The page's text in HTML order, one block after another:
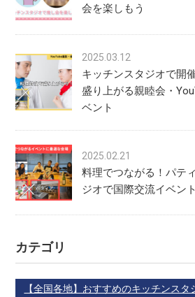
会を楽しもう
2025.03.12
キッチンスタジオで開
盛り上がる親睦会・
ベント
2025.02.21
料理でつながる！パテ
ジオで国際交流イベン
カテゴリ
【全国各地】おすすめのキッチンスタ